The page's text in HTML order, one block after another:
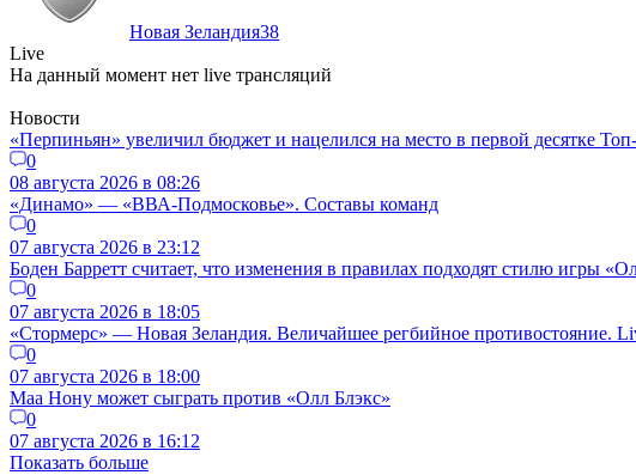
Новая Зеландия38
Live
На данный момент нет live трансляций
Новости
«Перпиньян» увеличил бюджет и нацелился на место в первой десятке
0
08 августа 2026 в 08:26
«Динамо» — «ВВА-Подмосковье». Составы команд
0
07 августа 2026 в 23:12
Боден Барретт считает, что изменения в правилах подходят стилю игры
0
07 августа 2026 в 18:05
«Стормерс» — Новая Зеландия. Величайшее регбийное противостояние.
0
07 августа 2026 в 18:00
Маа Нону может сыграть против «Олл Блэкс»
0
07 августа 2026 в 16:12
Показать больше